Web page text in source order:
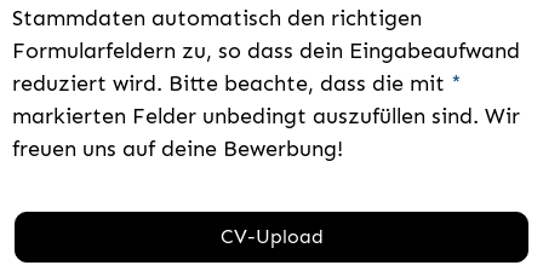
Stammdaten automatisch den richtigen
Formularfeldern zu, so dass dein Eingabeaufwand
reduziert wird. Bitte beachte, dass die mit *
markierten Felder unbedingt auszufüllen sind. Wir
freuen uns auf deine Bewerbung!
CV-Upload